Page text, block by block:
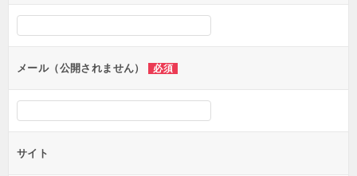
シ
ンメール（公開されません） 必須
サイト